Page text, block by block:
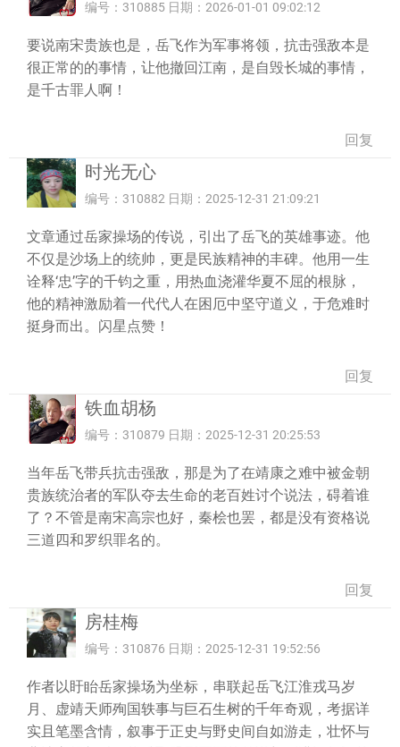
编号：310885 日期：2026-01-01 09:02:12
要说南宋贵族也是，岳飞作为军事将领，抗击强敌本是
很正常的的事情，让他撤回江南，是自毁长城的事情，
是千古罪人啊！
回复
时光无心
编号：310882 日期：2025-12-31 21:09:21
文章通过岳家操场的传说，引出了岳飞的英雄事迹。他
不仅是沙场上的统帅，更是民族精神的丰碑。他用一生
诠释‘忠’字的千钧之重，用热血浇灌华夏不屈的根脉，
他的精神激励着一代代人在困厄中坚守道义，于危难时
挺身而出。闪星点赞！
回复
铁血胡杨
编号：310879 日期：2025-12-31 20:25:53
当年岳飞带兵抗击强敌，那是为了在靖康之难中被金朝
贵族统治者的军队夺去生命的老百姓讨个说法，碍着谁
了？不管是南宋高宗也好，秦桧也罢，都是没有资格说
三道四和罗织罪名的。
回复
房桂梅
编号：310876 日期：2025-12-31 19:52:56
作者以盱眙岳家操场为坐标，串联起岳飞江淮戎马岁
月、虚靖天师殉国轶事与巨石生树的千年奇观，考据详
实且笔墨含情，叙事于正史与野史间自如游走，壮怀与